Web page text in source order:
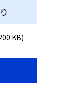
KB)